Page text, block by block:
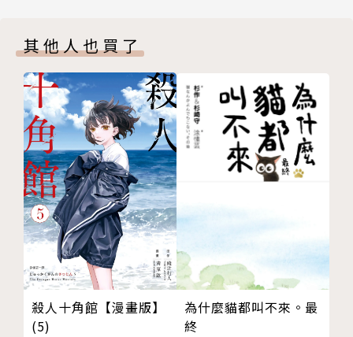
其他人也買了
殺人十角館【漫畫版】
(5)
為什麼貓都叫不來。最
終